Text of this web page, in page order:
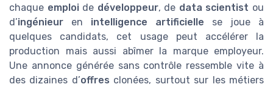
chaque emploide développeur, de data scientist ou
d’ingénieur en intelligence artificielle se joue à
quelques candidats, cet usage peut accélérer la
production mais aussi abîmer la marque employeur.
Une annonce générée sans contrôle ressemble vite à
des dizaines d’offres clonées, surtout sur les métiers